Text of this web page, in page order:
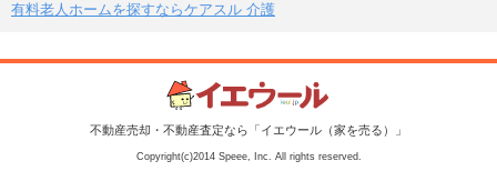
有料老人ホームを探すならケアスル 介護
不動産売却・不動産査定なら「イエウール（家を売る）」
Copyright(c)2014 Speee, Inc. All rights reserved.